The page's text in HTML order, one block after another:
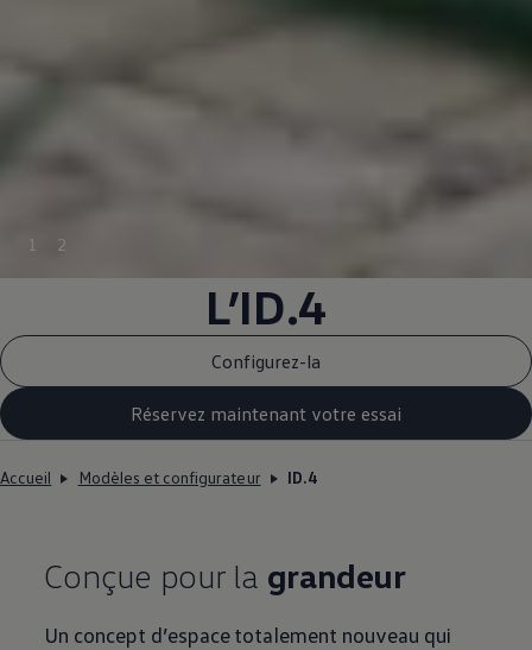
1 2
L’ID.4
Configurez-la
Réservez maintenant votre essai
Accueil Modèles et configurateur ID.4
Conçue pour la grandeur
Un concept d’espace totalement nouveau qui